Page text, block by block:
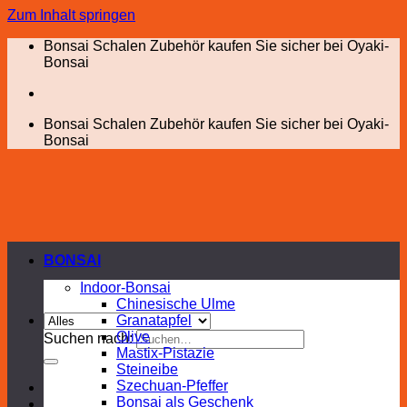
Zum Inhalt springen
Bonsai Schalen Zubehör kaufen Sie sicher bei Oyaki-
Bonsai
Bonsai Schalen Zubehör kaufen Sie sicher bei Oyaki-
Bonsai
Suchen nach:
BONSAI
Indoor-Bonsai
Chinesische Ulme
Granatapfel
Olive
Mastix-Pistazie
Steineibe
Szechuan-Pfeffer
Bonsai als Geschenk